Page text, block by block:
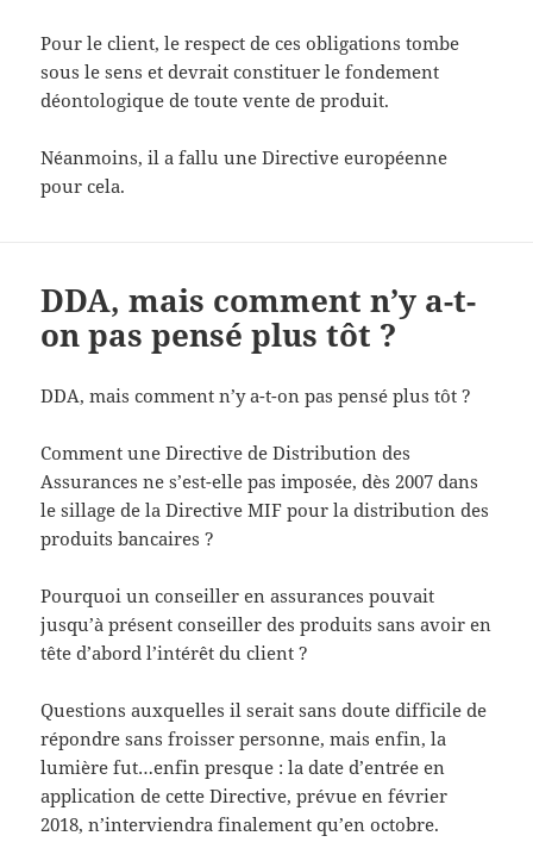
Pour le client, le respect de ces obligations tombe
sous le sens et devrait constituer le fondement
déontologique de toute vente de produit.
Néanmoins, il a fallu une Directive européenne
pour cela.
DDA, mais comment n’y a-t-
on pas pensé plus tôt ?
DDA, mais comment n’y a-t-on pas pensé plus tôt ?
Comment une Directive de Distribution des
Assurances ne s’est-elle pas imposée, dès 2007 dans
le sillage de la Directive MIF pour la distribution des
produits bancaires ?
Pourquoi un conseiller en assurances pouvait
jusqu’à présent conseiller des produits sans avoir en
tête d’abord l’intérêt du client ?
Questions auxquelles il serait sans doute difficile de
répondre sans froisser personne, mais enfin, la
lumière fut…enfin presque : la date d’entrée en
application de cette Directive, prévue en février
2018, n’interviendra finalement qu’en octobre.